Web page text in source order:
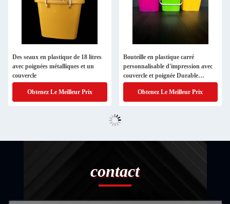
Des seaux en plastique de 18 litres
avec poignées métalliques et un
couvercle
Obtenez Le Meilleur Prix
Bouteille en plastique carré
personnalisable d'impression avec
couvercle et poignée Durable
Bouteille carré 5 gallons
Obtenez Le Meilleur Prix
contact